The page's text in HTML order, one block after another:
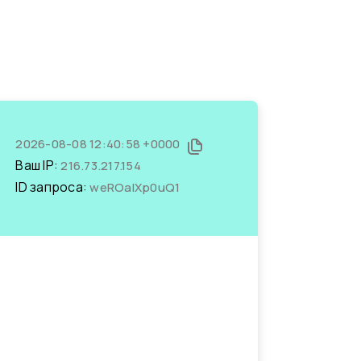
2026-08-08 12:40:58 +0000
Ваш IP:216.73.217.154
ID запроса:weROalXp0uQ1